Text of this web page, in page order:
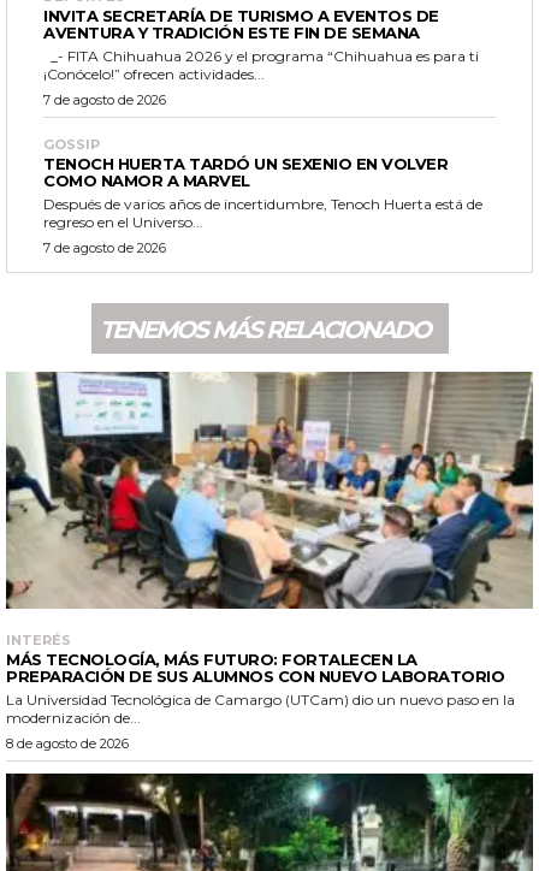
INVITA SECRETARÍA DE TURISMO A EVENTOS DE
AVENTURA Y TRADICIÓN ESTE FIN DE SEMANA
¡Conócelo!” ofrecen actividades...
7 de agosto de 2026
GOSSIP
TENOCH HUERTA TARDÓ UN SEXENIO EN VOLVER
COMO NAMOR A MARVEL
Después de varios años de incertidumbre, Tenoch Huerta está de
regreso en el Universo...
7 de agosto de 2026
TENEMOS MÁS RELACIONADO
INTERÉS
MÁS TECNOLOGÍA, MÁS FUTURO: FORTALECEN LA
PREPARACIÓN DE SUS ALUMNOS CON NUEVO LABORATORIO
La Universidad Tecnológica de Camargo (UTCam) dio un nuevo paso en la
modernización de...
8 de agosto de 2026